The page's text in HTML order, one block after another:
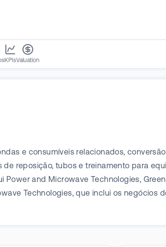
KPIsValuation
e consumíveis relacionados,
reposição, tubos e treinamento para
and Microwave Technologies,
Technologies, que inclui os negócios